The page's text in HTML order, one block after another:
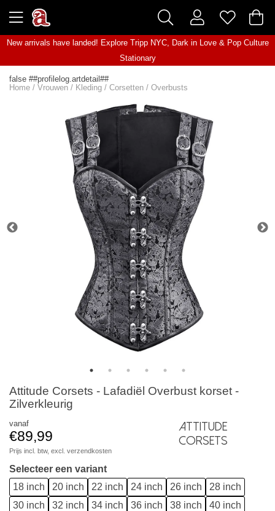
New arrivals have landed! Explore Tripp NYC, Dark in Love& Pop Culture
Stationary
false ##profilelog.artdetail##
Home / Vrouwen / Kleding / Corsetten / Overbusts
Attitude Corsets - Lafadiël Overbust korset -
Zilverkleurig
vanaf
€89,99
Prijs incl. btw, excl. verzendkosten
Attitude
Corsets
Selecteer een variant
18 inch
20 inch 22 inch 24 inch 26 inch
28 inch
30 inch
32 inch 34 inch 36 inch 38 inch 40 inch